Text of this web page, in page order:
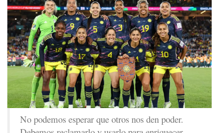
No podemos esperar que otros nos den poder.